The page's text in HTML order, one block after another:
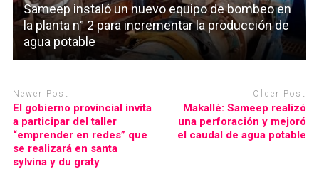
Sameep instaló un nuevo equipo de bombeo en
la planta n° 2 para incrementar la producción de
agua potable
Newer Post
El gobierno provincial invita
a participar del taller
“emprender en redes” que
se realizará en santa
sylvina y du graty
Older Post
Makallé: Sameep realizó
una perforación y mejoró
el caudal de agua potable